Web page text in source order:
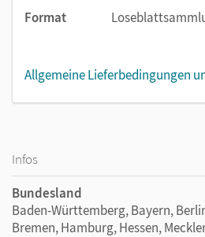
Format
Allgemeine Lieferbedingungen
Infos
Bundesland
Baden-Württemberg, Bayern,
Bremen, Hamburg, Hessen,